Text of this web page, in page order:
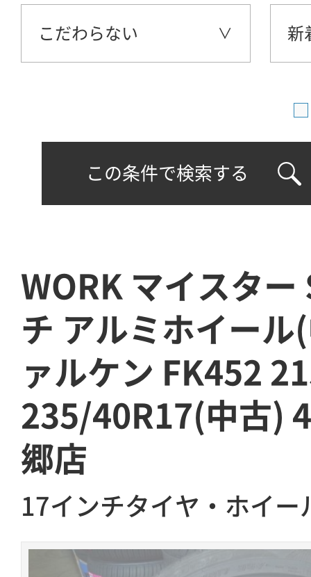
こだわらない 新
この条件で検索する
WORK マイスター
チ アルミホイール
ァルケン FK452
235/40R17(中古)
郷店
17インチタイヤ・ホイー